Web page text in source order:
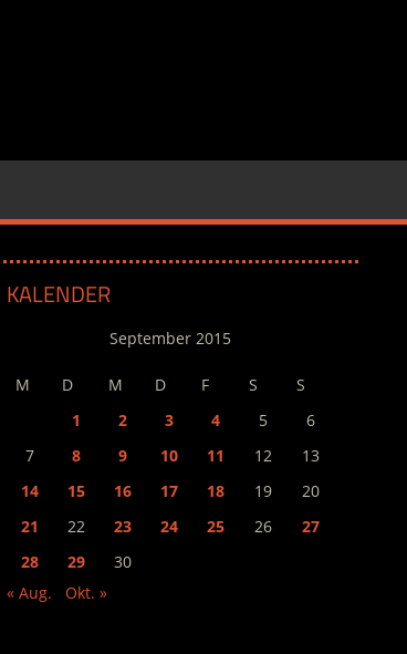
KALENDER
September 2015
M D M D F S
S
1
2 3 4 5
6
7
8 9 10 11 12
13
14
15 16 17 18 19
20
21
22 23 24 25 26
27
28
29
30
« Aug.
Okt. »